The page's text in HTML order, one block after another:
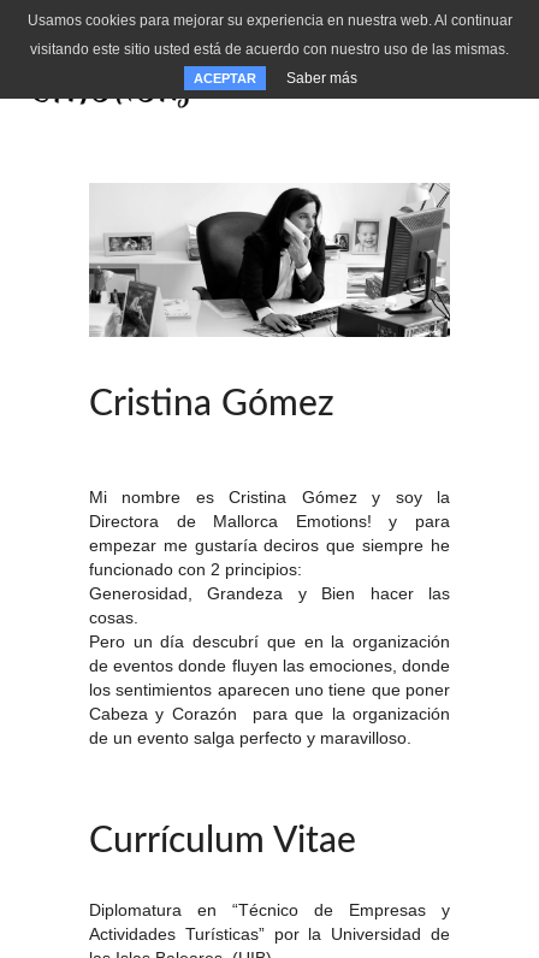
Cristina Gómez
Mi nombre es Cristina Gómez y soy la
Directora de Mallorca Emotions! y para
empezar me gustaría deciros que siempre he
funcionado con 2 principios:
Generosidad, Grandeza y Bien hacer las
cosas.
Pero un día descubrí que en la organización
de eventos donde fluyen las emociones, donde
los sentimientos aparecen uno tiene que poner
Cabeza y Corazón para que la organización
de un evento salga perfecto y maravilloso.
Currículum Vitae
Diplomatura en “Técnico de Empresas y
Actividades Turísticas” por la Universidad de
Usamos cookies para mejorar su experiencia en nuestra web. Al continuar
visitando este sitio usted está de acuerdo con nuestro uso de las mismas.
ACEPTAR Saber más